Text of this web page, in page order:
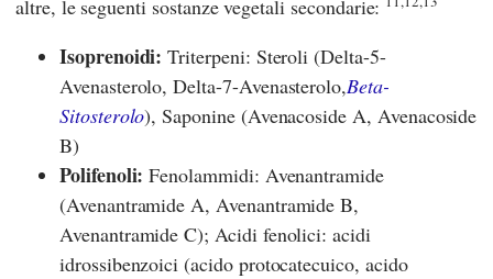
altre, le seguenti sostanze vegetali secondarie:
Isoprenoidi: Triterpeni: Steroli (Delta-5-
Avenasterolo, Delta-7-Avenasterolo,Beta-
Sitosterolo), Saponine (Avenacoside A, Avenacoside
B)
Polifenoli: Fenolammidi: Avenantramide
(Avenantramide A, Avenantramide B,
Avenantramide C); Acidi fenolici: acidi
idrossibenzoici (acido protocatecuico, acido